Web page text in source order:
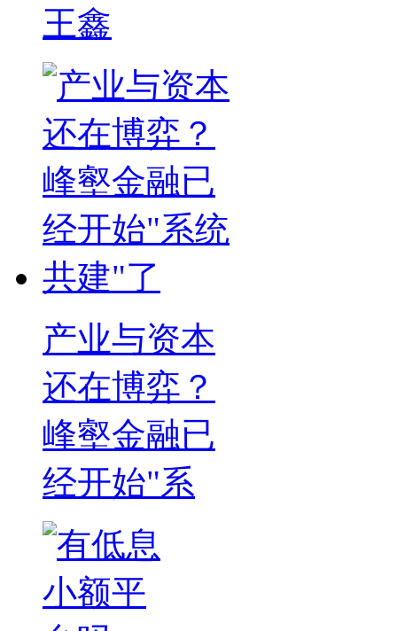
王鑫
产业与资本
还在博弈？
峰壑金融已
经开始"系